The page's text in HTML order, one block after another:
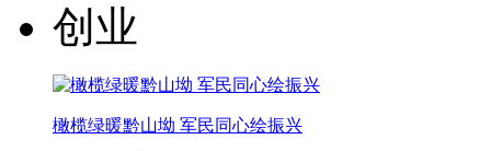
创业
橄榄绿暖黔山坳 军民同心绘振兴